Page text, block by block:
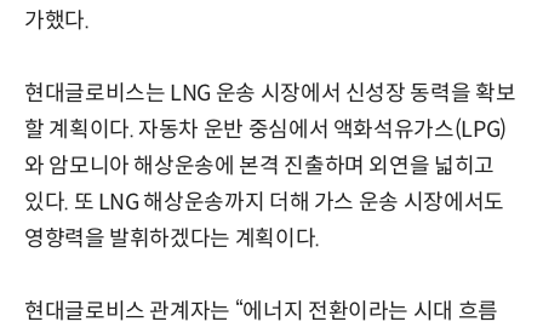
가했다.
현대글로비스는 LNG 운송 시장에서 신성장 동력을 확보
할 계획이다. 자동차 운반 중심에서 액화석유가스(LPG)
와 암모니아 해상운송에 본격 진출하며 외연을 넓히고
있다. 또 LNG 해상운송까지 더해 가스 운송 시장에서도
영향력을 발휘하겠다는 계획이다.
현대글로비스 관계자는 “에너지 전환이라는 시대 흐름